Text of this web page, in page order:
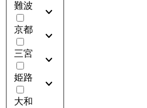
難波 expand_more
京都 expand_more
三宮 expand_more
姫路 expand_more
大和